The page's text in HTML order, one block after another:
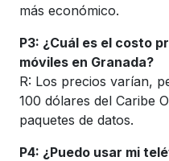
más económico.
P3: ¿Cuál es el costo
móviles en Granada?
R: Los precios varían,
100 dólares del Caribe
paquetes de datos.
P4: ¿Puedo usar mi